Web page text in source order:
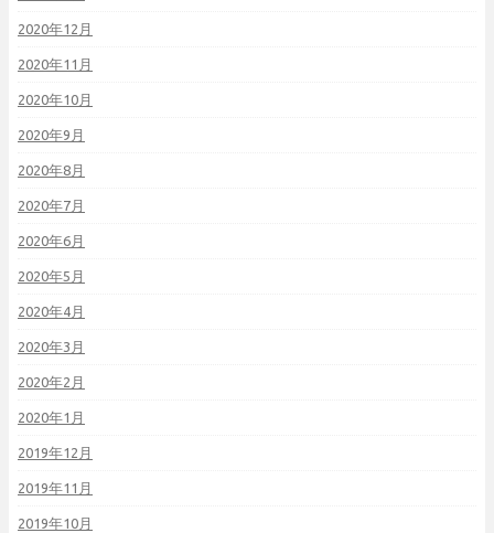
2020年12月
2020年11月
2020年10月
2020年9月
2020年8月
2020年7月
2020年6月
2020年5月
2020年4月
2020年3月
2020年2月
2020年1月
2019年12月
2019年11月
2019年10月